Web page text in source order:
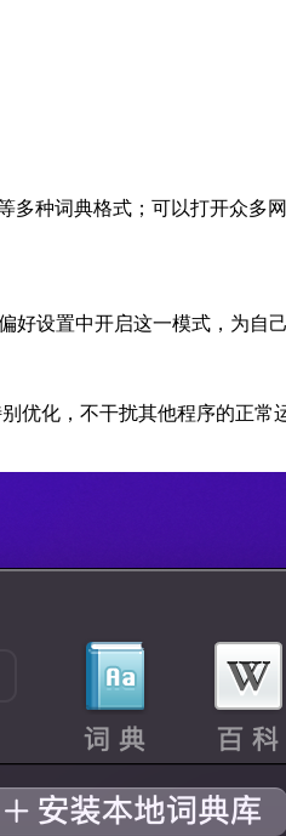
种词典格式；可以打开众多
设置中开启这一模式，为自
优化，不干扰其他程序的正